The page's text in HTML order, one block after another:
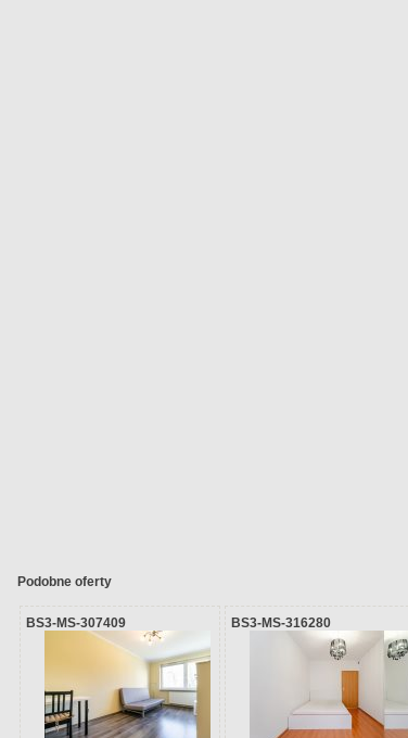
Podobne oferty
BS3-MS-307409 BS3-MS-316280